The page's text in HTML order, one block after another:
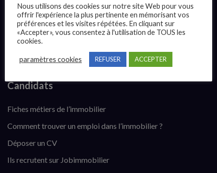
Offres d’emploi
Questions fréquentes
Blog
Contact
Candidats
Fiches métiers de l’immobilier
Comment trouver un emploi dans l’immobilier ?
Déposer un CV
Ils recrutent sur Jobimmobilier
Nous utilisons des cookies sur notre site Web pour vous
offrir l'expérience la plus pertinente en mémorisant vos
préférences et les visites répétées. En cliquant sur
«Accepter», vous consentez à l'utilisation de TOUS les
cookies.
paramètres cookies REFUSER ACCEPTER